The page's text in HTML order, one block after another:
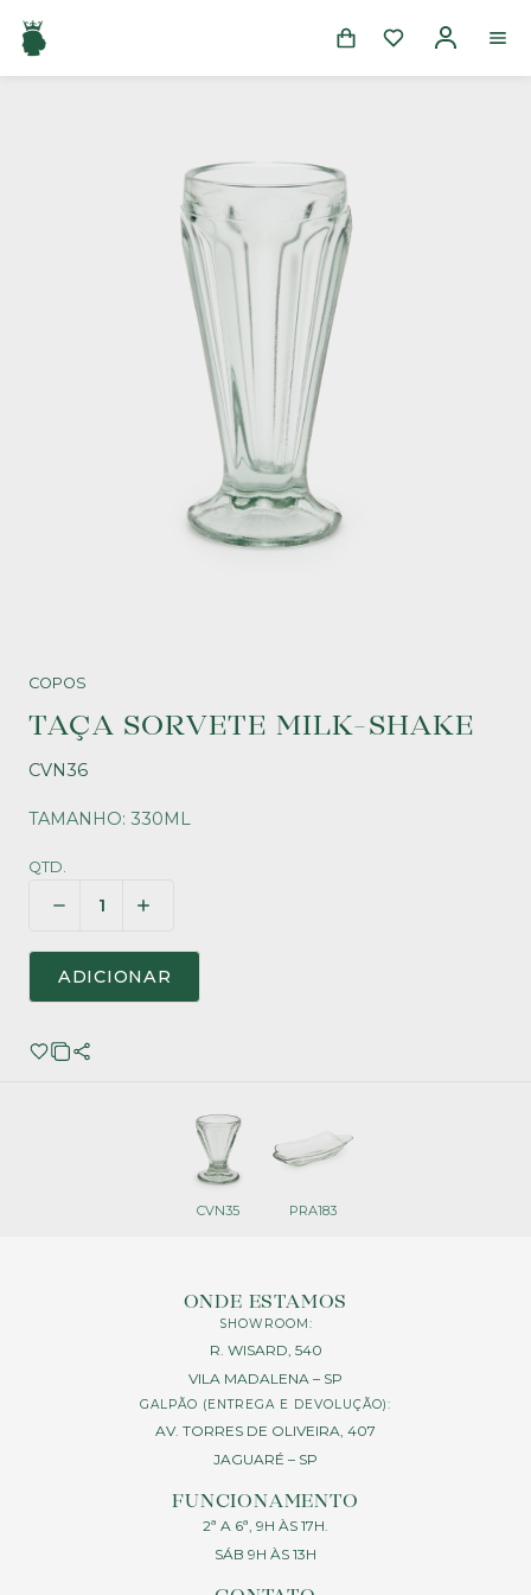
COPOS
TAÇA SORVETE MILK-SHAKE
CVN36
TAMANHO: 330ML
QTD.
ADICIONAR
CVN35 PRA183
ONDE ESTAMOS
SHOWROOM:
R. WISARD, 540
VILA MADALENA – SP
GALPÃO (ENTREGA E DEVOLUÇÃO):
AV. TORRES DE OLIVEIRA, 407
JAGUARÉ – SP
FUNCIONAMENTO
2ª A 6ª, 9H ÀS 17H.
SÁB 9H ÀS 13H